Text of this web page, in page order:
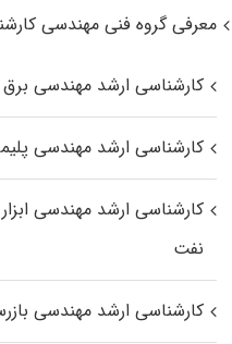
معرفی گروه فنی مهندسی
کارشناسی ارشد مهندسی برق
کارشناسی ارشد مهندسی
کارشناسی ارشد مهندسی
نفت
کارشناسی ارشد مهندسی